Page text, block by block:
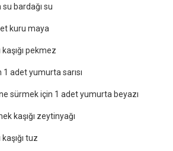
su bardağı su
kuru maya
kaşığı pekmez
1 adet yumurta sarısı
sürmek için 1 adet yumurta beyazı
kaşığı zeytinyağı
tuz